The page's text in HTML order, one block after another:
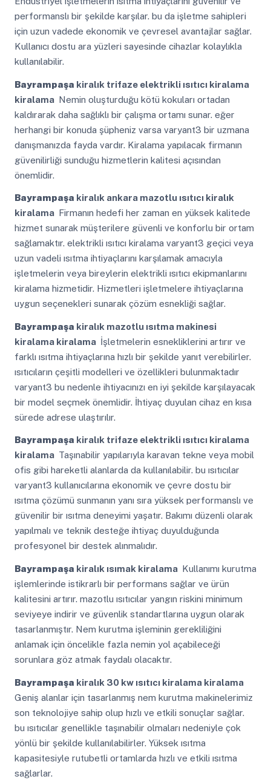
performanslı bir şekilde karşılar. bu da işletme sahipleri
için uzun vadede ekonomik ve çevresel avantajlar sağlar.
Kullanıcı dostu ara yüzleri sayesinde cihazlar kolaylıkla
kullanılabilir.
Bayrampaşa kiralık trifaze elektrikli ısıtıcı kiralama
kiralama Nemin oluşturduğu kötü kokuları ortadan
kaldırarak daha sağlıklı bir çalışma ortamı sunar. eğer
herhangi bir konuda şüpheniz varsa varyant3 bir uzmana
danışmanızda fayda vardır. Kiralama yapılacak firmanın
güvenilirliği sunduğu hizmetlerin kalitesi açısından
önemlidir.
Bayrampaşa kiralık ankara mazotlu ısıtıcı kiralık
kiralama Firmanın hedefi her zaman en yüksek kalitede
hizmet sunarak müşterilere güvenli ve konforlu bir ortam
sağlamaktır. elektrikli ısıtıcı kiralama varyant3 geçici veya
uzun vadeli ısıtma ihtiyaçlarını karşılamak amacıyla
işletmelerin veya bireylerin elektrikli ısıtıcı ekipmanlarını
kiralama hizmetidir. Hizmetleri işletmelere ihtiyaçlarına
uygun seçenekleri sunarak çözüm esnekliği sağlar.
Bayrampaşa kiralık mazotlu ısıtma makinesi
kiralama kiralama İşletmelerin esnekliklerini artırır ve
farklı ısıtma ihtiyaçlarına hızlı bir şekilde yanıt verebilirler.
ısıtıcıların çeşitli modelleri ve özellikleri bulunmaktadır
varyant3 bu nedenle ihtiyacınızı en iyi şekilde karşılayacak
bir model seçmek önemlidir. İhtiyaç duyulan cihaz en kısa
sürede adrese ulaştırılır.
Bayrampaşa kiralık trifaze elektrikli ısıtıcı kiralama
kiralama Taşınabilir yapılarıyla karavan tekne veya mobil
ofis gibi hareketli alanlarda da kullanılabilir. bu ısıtıcılar
varyant3 kullanıcılarına ekonomik ve çevre dostu bir
ısıtma çözümü sunmanın yanı sıra yüksek performanslı ve
güvenilir bir ısıtma deneyimi yaşatır. Bakımı düzenli olarak
yapılmalı ve teknik desteğe ihtiyaç duyulduğunda
profesyonel bir destek alınmalıdır.
Bayrampaşa kiralık ısımak kiralama Kullanımı kurutma
işlemlerinde istikrarlı bir performans sağlar ve ürün
kalitesini artırır. mazotlu ısıtıcılar yangın riskini minimum
seviyeye indirir ve güvenlik standartlarına uygun olarak
tasarlanmıştır. Nem kurutma işleminin gerekliliğini
anlamak için öncelikle fazla nemin yol açabileceği
sorunlara göz atmak faydalı olacaktır.
Bayrampaşa kiralık 30 kw ısıtıcı kiralama kiralama
Geniş alanlar için tasarlanmış nem kurutma makinelerimiz
son teknolojiye sahip olup hızlı ve etkili sonuçlar sağlar.
bu ısıtıcılar genellikle taşınabilir olmaları nedeniyle çok
yönlü bir şekilde kullanılabilirler. Yüksek ısıtma
kapasitesiyle rutubetli ortamlarda hızlı ve etkili ısıtma
sağlarlar.